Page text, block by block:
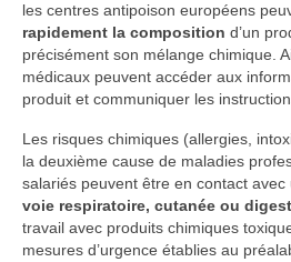
les centres antipoison européens
rapidement la composition d’un
précisément son mélange chimique.
médicaux peuvent accéder aux
produit et communiquer les
Les risques chimiques (allergies,
la deuxième cause de maladies
salariés peuvent être en contact
voie respiratoire, cutanée ou
travail avec produits chimiques
mesures d’urgence établies au